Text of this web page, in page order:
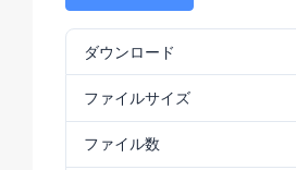
ダウンロード
ファイルサイズ
ファイル数